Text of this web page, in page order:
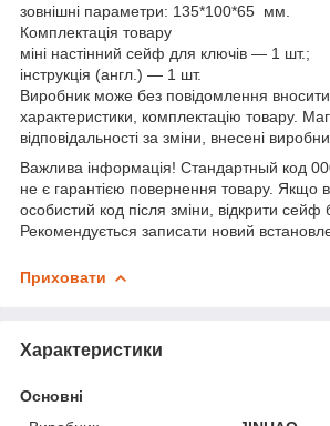
зовнішні параметри: 135*100*65 мм.
Комплектація товару
міні настінний сейф для ключів — 1 шт.;
інструкція (англ.) — 1 шт.
Виробник може без повідомлення вносити
характеристики, комплектацію товару.
відповідальності за зміни, внесені
Важлива інформація! Стандартный код
не є гарантією повернення товару. Якщо
особистий код після зміни, відкрити
Рекомендується записати новий
Приховати
Характеристики
Основні